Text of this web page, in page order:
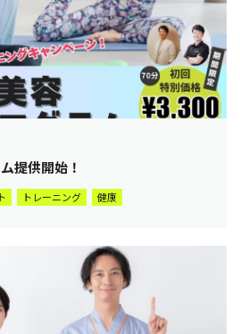
提供開始！
トレーニング 健康